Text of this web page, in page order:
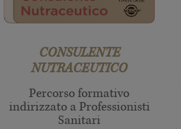
CONSULENTE
NUTRACEUTICO
Percorso formativo
indirizzato a Professionisti
Sanitari